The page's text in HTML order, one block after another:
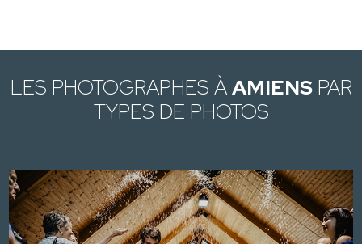
LES PHOTOGRAPHES ÀAMIENSPAR
TYPES DE PHOTOS